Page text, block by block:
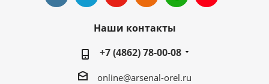
Наши контакты
+7 (4862) 78-00-08
online@arsenal-orel.ru